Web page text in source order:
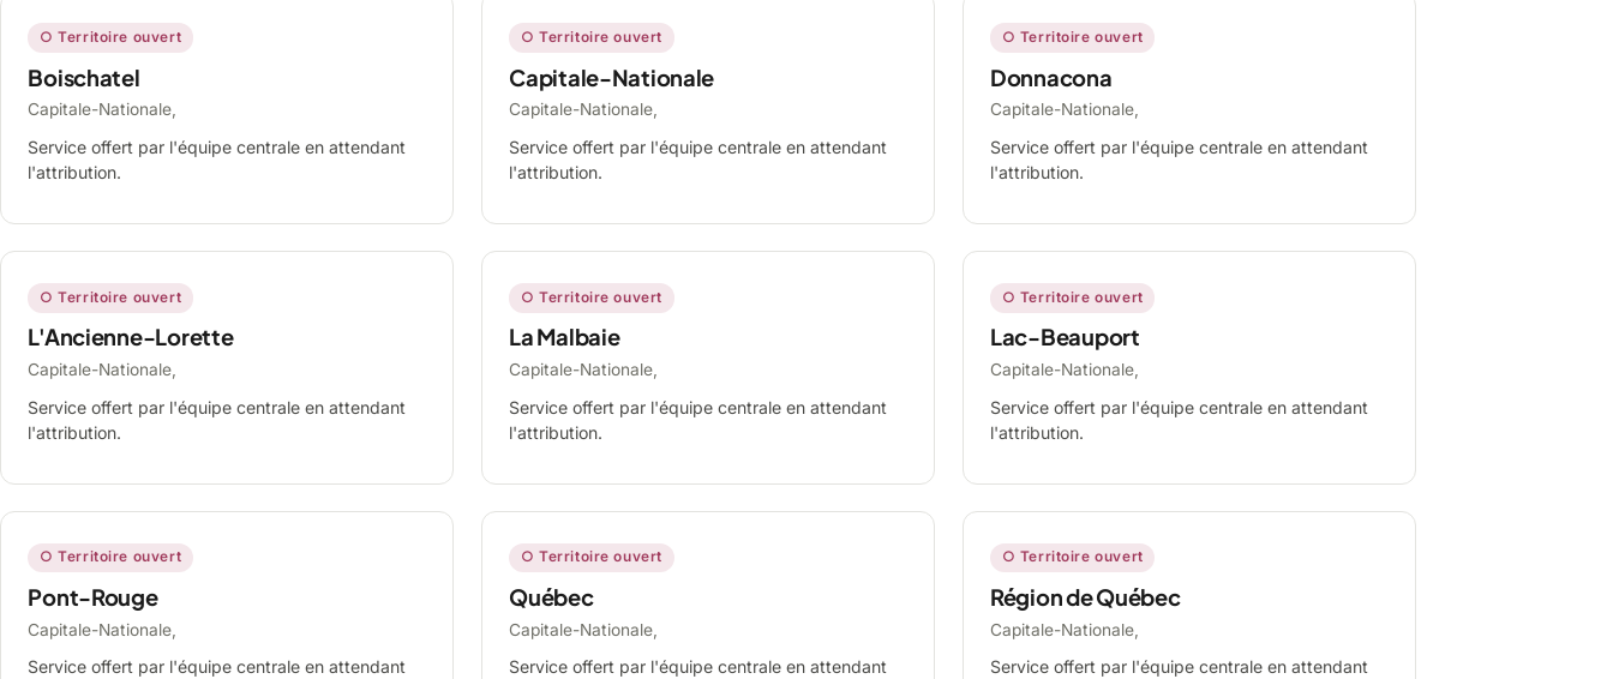
○ Territoire ouvert
Boischatel
Capitale-Nationale,
Service offert par l'équipe centrale en attendant
l'attribution.
○ Territoire ouvert
Capitale-Nationale
Capitale-Nationale,
Service offert par l'équipe centrale en attendant
l'attribution.
○ Territoire ouvert
Donnacona
Capitale-Nationale,
Service offert par l'équipe centrale en attendant
l'attribution.
○ Territoire ouvert
L'Ancienne-Lorette
Capitale-Nationale,
Service offert par l'équipe centrale en attendant
l'attribution.
○ Territoire ouvert
La Malbaie
Capitale-Nationale,
Service offert par l'équipe centrale en attendant
l'attribution.
○ Territoire ouvert
Lac-Beauport
Capitale-Nationale,
Service offert par l'équipe centrale en attendant
l'attribution.
○ Territoire ouvert
Pont-Rouge
Capitale-Nationale,
Service offert par l'équipe centrale en attendant
○ Territoire ouvert
Québec
Capitale-Nationale,
Service offert par l'équipe centrale en attendant
○ Territoire ouvert
Région de Québec
Capitale-Nationale,
Service offert par l'équipe centrale en attendant